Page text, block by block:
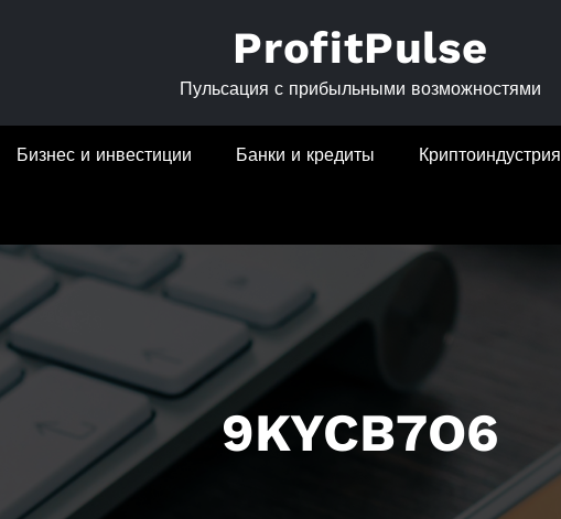
ProfitPulse
Пульсация с прибыльными возможностями
Бизнес и инвестиции Банки и кредиты Криптоиндустрия
9KYCB7O6